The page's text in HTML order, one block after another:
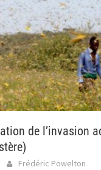
de l’invasion
Frédéric Powelton